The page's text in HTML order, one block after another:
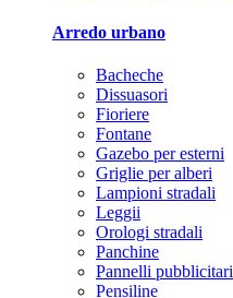
Arredo urbano
Bacheche
Dissuasori
Fioriere
Fontane
Gazebo per esterni
Griglie per alberi
Lampioni stradali
Leggii
Orologi stradali
Panchine
Pannelli pubblicitari
Pensiline